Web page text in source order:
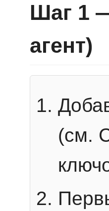
Шаг 1
агент)
(см.